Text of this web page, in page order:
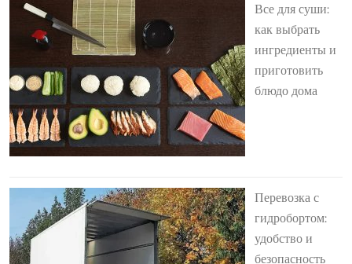
Все для суши:
как выбрать
ингредиенты и
приготовить
блюдо дома
Перевозка с
гидробортом:
удобство и
безопасность